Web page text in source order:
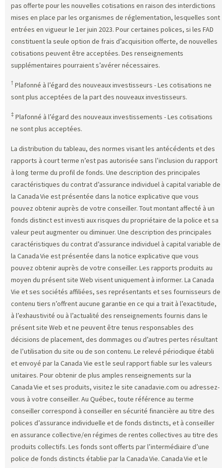
pas offerte pour les nouvelles cotisations en raison des interdictions
mises en place par les organismes de réglementation, lesquelles sont
entrées en vigueur le 1er juin 2023. Pour certaines polices, si les FAD
constituent la seule option de frais d’acquisition offerte, de nouvelles
cotisations peuvent être acceptées. Des renseignements
supplémentaires pourraient s’avérer nécessaires.
† Plafonné à l’égard des nouveaux investisseurs - Les cotisations ne
sont plus acceptées de la part des nouveaux investisseurs.
‡ Plafonné à l’égard des nouveaux investissements - Les cotisations
ne sont plus acceptées.
La distribution du tableau, des normes visant les antécédents et des
rapports à court terme n’est pas autorisée sans l’inclusion du rapport
à long terme du profil de fonds. Une description des principales
caractéristiques du contrat d’assurance individuel à capital variable de
la Canada Vie est présentée dans la notice explicative que vous
pouvez obtenir auprès de votre conseiller. Tout montant affecté à un
fonds distinct est investi aux risques du propriétaire de la police et sa
valeur peut augmenter ou diminuer. Une description des principales
caractéristiques du contrat d’assurance individuel à capital variable de
la Canada Vie est présentée dans la notice explicative que vous
pouvez obtenir auprès de votre conseiller. Les rapports produits au
moyen du présent site Web visent uniquement à informer. La Canada
Vie et ses sociétés affiliées, ses représentants et ses fournisseurs de
contenu tiers n’offrent aucune garantie en ce qui a trait à l’exactitude,
à l’exhaustivité ou à l’actualité des renseignements fournis dans le
présent site Web et ne peuvent être tenus responsables des
décisions de placement, des dommages ou d’autres pertes résultant
de l’utilisation du site ou de son contenu. Le relevé périodique établi
et envoyé par la Canada Vie est le seul rapport fiable sur les valeurs
unitaires. Pour obtenir de plus amples renseignements sur la
Canada Vie et ses produits, visitez le site canadavie.com ou adressez-
vous à votre conseiller. Au Québec, toute référence au terme
conseiller correspond à conseiller en sécurité financière au titre des
polices d’assurance individuelle et de fonds distincts, et à conseiller
en assurance collective/en régimes de rentes collectives au titre des
produits collectifs. Les fonds sont offerts par l’intermédiaire d’une
police de fonds distincts établie par la Canada Vie. Canada Vie et le